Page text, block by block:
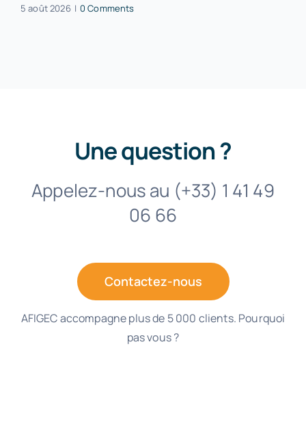
5 août 2026 | 0 Comments
Une question ?
Appelez-nous au (+33) 1 41 49
06 66
Contactez-nous
AFIGEC accompagne plus de 5 000 clients. Pourquoi
pas vous ?